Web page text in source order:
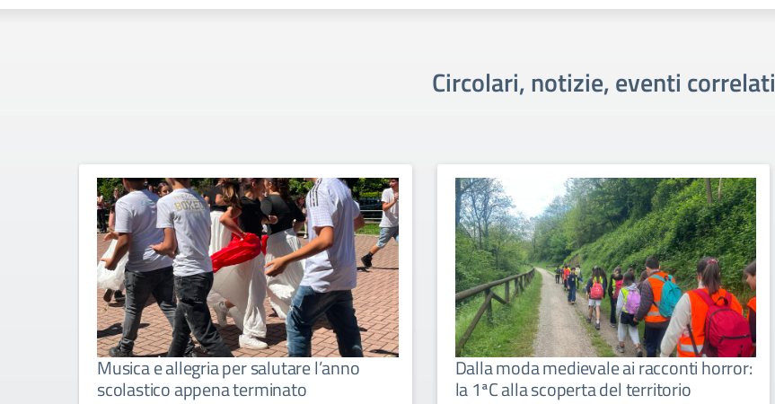
Circolari, notizie, eventi correlati
Musica e allegria per salutare l’anno
scolastico appena terminato
Dalla moda medievale ai racconti horror:
la 1ªC alla scoperta del territorio